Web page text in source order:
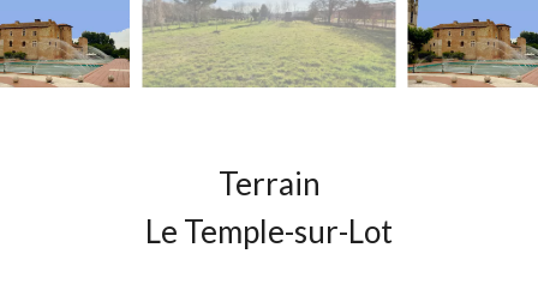
Terrain
Le Temple-sur-Lot